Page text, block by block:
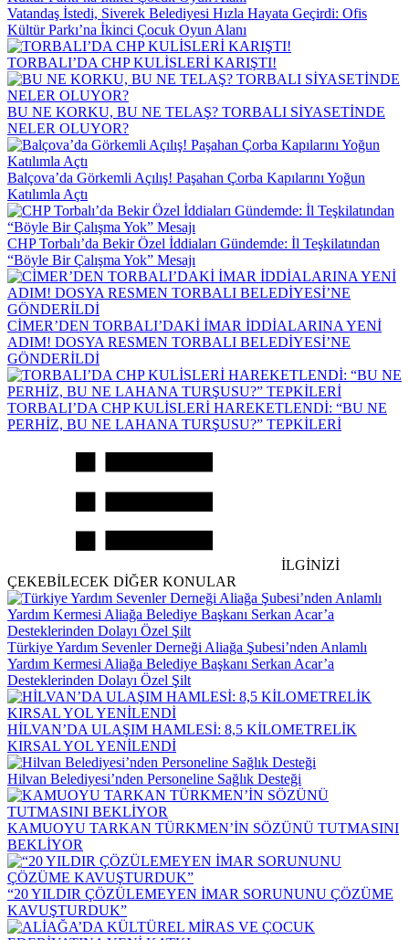
Vatandaş İstedi, Siverek Belediyesi Hızla Hayata Geçirdi: Ofis
Kültür Parkı’na İkinci Çocuk Oyun Alanı
TORBALI’DA CHP KULİSLERİ KARIŞTI!
BU NE KORKU, BU NE TELAŞ? TORBALI SİYASETİNDE
NELER OLUYOR?
Balçova’da Görkemli Açılış! Paşahan Çorba Kapılarını Yoğun
Katılımla Açtı
CHP Torbalı’da Bekir Özel İddiaları Gündemde: İl Teşkilatından
“Böyle Bir Çalışma Yok” Mesajı
CİMER’DEN TORBALI’DAKİ İMAR İDDİALARINA YENİ
ADIM! DOSYA RESMEN TORBALI BELEDİYESİ’NE
GÖNDERİLDİ
TORBALI’DA CHP KULİSLERİ HAREKETLENDİ: “BU NE
PERHİZ, BU NE LAHANA TURŞUSU?” TEPKİLERİ
İLGİNİZİ
ÇEKEBİLECEK DİĞER KONULAR
Türkiye Yardım Sevenler Derneği Aliağa Şubesi’nden Anlamlı
Yardım Kermesi Aliağa Belediye Başkanı Serkan Acar’a
Desteklerinden Dolayı Özel Şilt
HİLVAN’DA ULAŞIM HAMLESİ: 8,5 KİLOMETRELİK
KIRSAL YOL YENİLENDİ
Hilvan Belediyesi’nden Personeline Sağlık Desteği
KAMUOYU TARKAN TÜRKMEN’İN SÖZÜNÜ TUTMASINI
BEKLİYOR
“20 YILDIR ÇÖZÜLEMEYEN İMAR SORUNUNU ÇÖZÜME
KAVUŞTURDUK”